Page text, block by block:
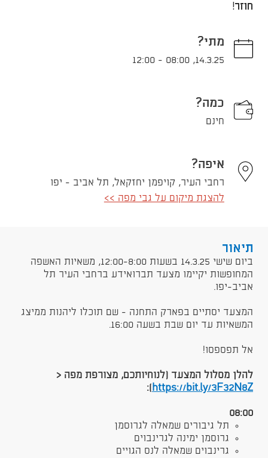
חוזר!
מתי?
14.3.25
,
08:00
-
12:00
כמה?
חינם
איפה?
רחבי העיר, קויפמן יחזקאל, תל אביב - יפו
להצגת מיקום על גבי מפה >>
תיאור
ביום שישי 14.3.25 בשעות 12:00-8:00, משאיות האשפה
המחופשות יקיימו מצעד תברואידע ברחבי העיר תל
אביב-יפו.
המצעד יסתיים בפארק התחנה - שם תוכלו ליהנות ממיצג
המשאיות עד יום שבת בשעה 16:00.
אל תפספסו!
להלן מסלול המצעד (לנוחיותכם, מצורפת מפה <
https://bit.ly/3F32N8Z
):
08:00
​תל גיבורים שמאלה לגרוסמן
גרוסמן ימינה לגרינבוים
גרינבוים שמאלה לנס הגויים